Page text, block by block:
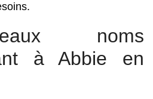
noms
à Abbie en